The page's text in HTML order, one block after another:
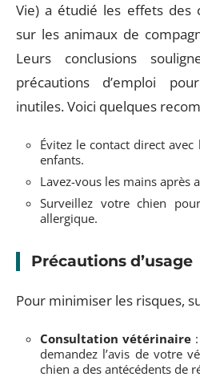
Vie) a étudié les effets des
sur les animaux de
Leurs conclusions
précautions d’emploi
inutiles. Voici quelques
Évitez le contact direct
enfants.
Lavez-vous les mains après
Surveillez votre chien
allergique.
Précautions d’usage
Pour minimiser les risques,
Consultation vétérinaire:
demandez l’avis de votre
chien a des antécédents de